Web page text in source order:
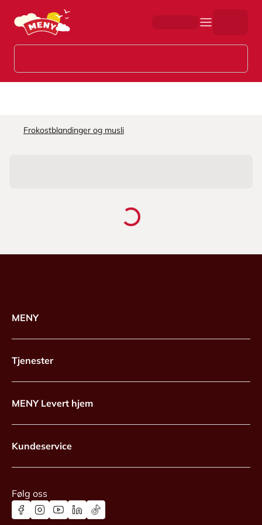
Hopp til hovedinnhold
Frokostblandinger og musli
MENY
Tjenester
MENY Levert hjem
Kundeservice
Følg oss